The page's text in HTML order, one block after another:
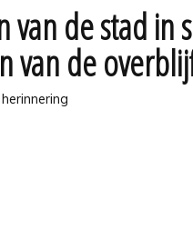
van de stad in
van de